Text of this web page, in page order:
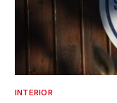
INTERIOR